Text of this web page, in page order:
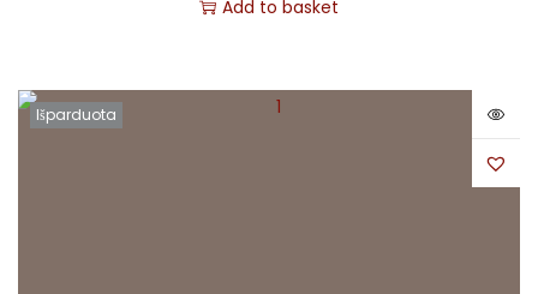
Add to basket
Išparduota